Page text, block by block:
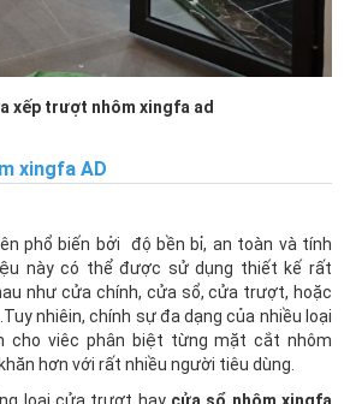
xếp trượt nhôm xingfa ad
xingfa AD
phổ biến bởi độ bền bỉ, an toàn và tính
này có thể được sử dụng thiết kế rất
như cửa chính, cửa sổ, cửa trượt, hoặc
nhiêin, chính sự đa dạng của nhiều loại
cho viêc phân biệt từng mặt cắt nhôm
hơn với rất nhiều người tiêu dùng.